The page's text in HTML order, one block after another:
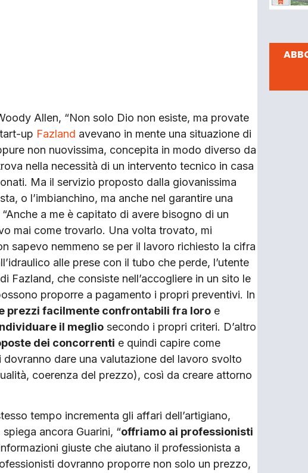
Allen, “Non solo Dio non esiste, ma provate
up Fazland avevano in mente una situazione di
non nuovissima, concepita in modo diverso da
nella necessità di un intervento tecnico in casa
Ma il servizio proposto dalla giovanissima
o l’imbianchino, ma anche nel garantire una
a me è capitato di avere bisogno di un
mai come trovarlo. Una volta trovato, mi
sapevo nemmeno se per il lavoro richiesto la cifra
alle prese con il tubo che perde, l’utente
Fazland, che consiste nell’accogliere in un sito le
proporre a pagamento i propri preventivi. In
prezzi facilmente confrontabili fra loro e
il meglio secondo i propri criteri. D’altro
dei concorrenti e quindi capire come
dare una valutazione del lavoro svolto
coerenza del prezzo), così da creare attorno
tempo incrementa gli affari dell’artigiano,
ancora Guarini, “offriamo ai professionisti
giuste che aiutano il professionista a
dovranno proporre non solo un prezzo,